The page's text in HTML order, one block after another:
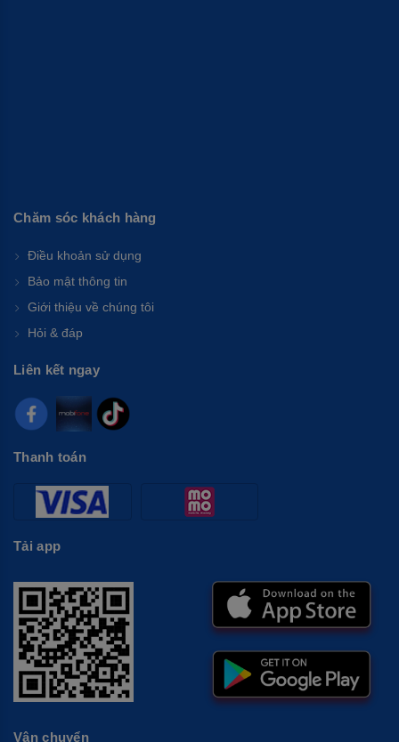
Chăm sóc khách hàng
Điều khoản sử dụng
Bảo mật thông tin
Giới thiệu về chúng tôi
Hỏi & đáp
Liên kết ngay
Thanh toán
Tải app
Vận chuyển